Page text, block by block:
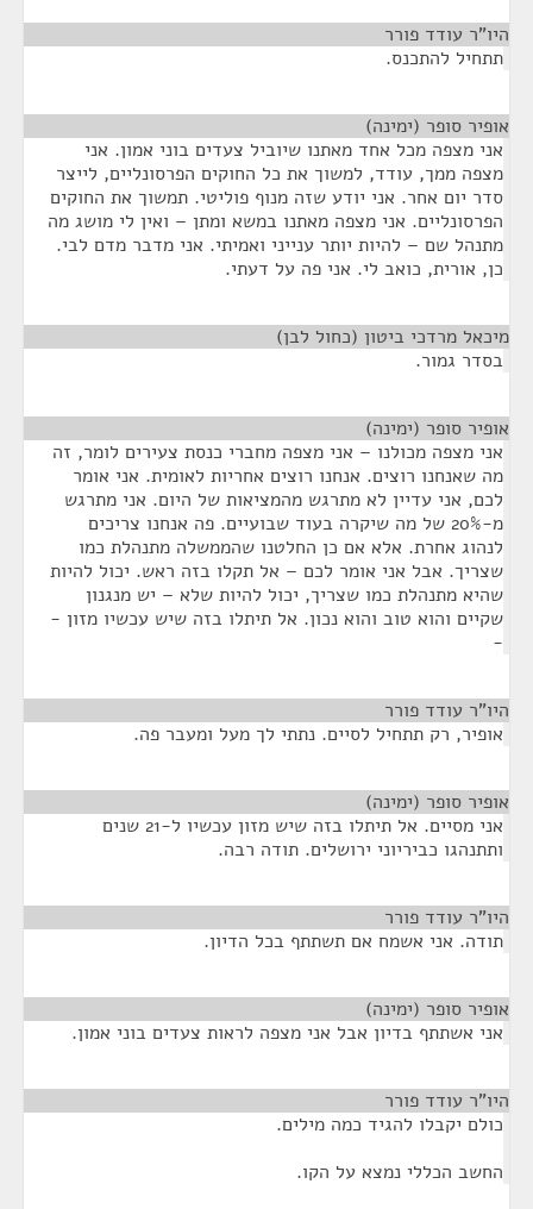
היו"ר עודד פורר
תתחיל להתכנס.
אופיר סופר (ימינה)
אני מצפה מכל אחד מאתנו שיוביל צעדים בוני אמון. אני
מצפה ממך, עודד, למשוך את כל החוקים הפרסונליים, לייצר
סדר יום אחר. אני יודע שזה מנוף פוליטי. תמשוך את החוקים
הפרסונליים. אני מצפה מאתנו במשא ומתן – ואין לי מושג מה
מתנהל שם – להיות יותר ענייני ואמיתי. אני מדבר מדם לבי.
כן, אורית, כואב לי. אני פה על דעתי.
מיכאל מרדכי ביטון (כחול לבן)
בסדר גמור.
אופיר סופר (ימינה)
אני מצפה מכולנו – אני מצפה מחברי כנסת צעירים לומר, זה
מה שאנחנו רוצים. אנחנו רוצים אחריות לאומית. אני אומר
לכם, אני עדיין לא מתרגש מהמציאות של היום. אני מתרגש
מ-20% של מה שיקרה בעוד שבועיים. פה אנחנו צריכים
לנהוג אחרת. אלא אם כן החלטנו שהממשלה מתנהלת כמו
שצריך. אבל אני אומר לכם – אל תקלו בזה ראש. יכול להיות
שהיא מתנהלת כמו שצריך, יכול להיות שלא – יש מנגנון
שקיים והוא טוב והוא נכון. אל תיתלו בזה שיש עכשיו מזון -
-
היו"ר עודד פורר
אופיר, רק תתחיל לסיים. נתתי לך מעל ומעבר פה.
אופיר סופר (ימינה)
אני מסיים. אל תיתלו בזה שיש מזון עכשיו ל-21 שנים
ותתנהגו כביריוני ירושלים. תודה רבה.
היו"ר עודד פורר
תודה. אני אשמח אם תשתתף בכל הדיון.
אופיר סופר (ימינה)
אני אשתתף בדיון אבל אני מצפה לראות צעדים בוני אמון.
היו"ר עודד פורר
כולם יקבלו להגיד כמה מילים.
החשב הכללי נמצא על הקו.